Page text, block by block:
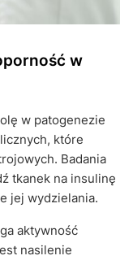
w
w patogenezie
które
Badania
tkanek na insulinę
jej wydzielania.
aktywność
nasilenie